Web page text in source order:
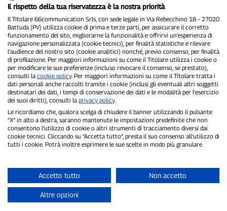
P300.it è una Testata Giornalistica indipendente
Registrazione numero 1/2021 del 1/2/2021 - Tribunale di Pavia
Proprietario ed editore:66communication Srls- P.IVA
02798890188
Direttore Responsabile:Alessandro Secchi- Vicedirettore:Federico
Benedusi
Privacy Policy- Cookie Policy
"Se è successo davvero, lo trovi su P300.it"
Copyright © P300.it 2012-2026
Il rispetto della tua riservatezza è la nostra priorità
Il Titolare 66communication Srls, con sede legale in Via Rebecchino 18 – 27020
Battuda (PV) utilizza cookie di prima e terze parti, per assicurare il corretto
funzionamento del sito, migliorarne la funzionalità e offrirvi un’esperienza di
navigazione personalizzata (cookie tecnici), per finalità statistiche e rilevare
l’audience del nostro sito (cookie analitici) nonché, previo consenso, per finalità
di profilazione. Per maggiori informazioni su come il Titolare utilizza i cookie o
per modificare le sue preferenze (incluso revocare il consenso, se prestato),
consulti la cookie policy. Per maggiori informazioni su come il Titolare tratta i
dati personali anche raccolti tramite i cookie (inclusi gli eventuali altri soggetti
destinatari dei dati, i tempi di conservazione dei dati e le modalità per l’esercizio
dei suoi diritti), consulti la privacy policy.
Le ricordiamo che, qualora scelga di chiudere il banner utilizzando il pulsante
“X” in alto a destra, saranno mantenute le impostazioni predefinite che non
consentono l’utilizzo di cookie o altri strumenti di tracciamento diversi dai
cookie tecnici. Cliccando su “Accetta tutto”, presta il suo consenso all’utilizzo di
tutti i cookie. Potrà inoltre esprimere le sue scelte in modo più granulare.
Accetto tutto Non accetto
Altre opzioni